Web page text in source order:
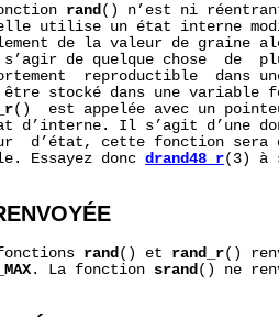
rand () n’est ni
utilise un état interne
de la valeur de graine
de quelque chose  de
reproductible  dans
stocké dans une variable
()  est appelée avec un
d’interne. Il s’agit d’une
d’état, cette fonction sera
Essayez donc
drand48_r(3) à
rand() et rand_r()
. La fonction srand() ne